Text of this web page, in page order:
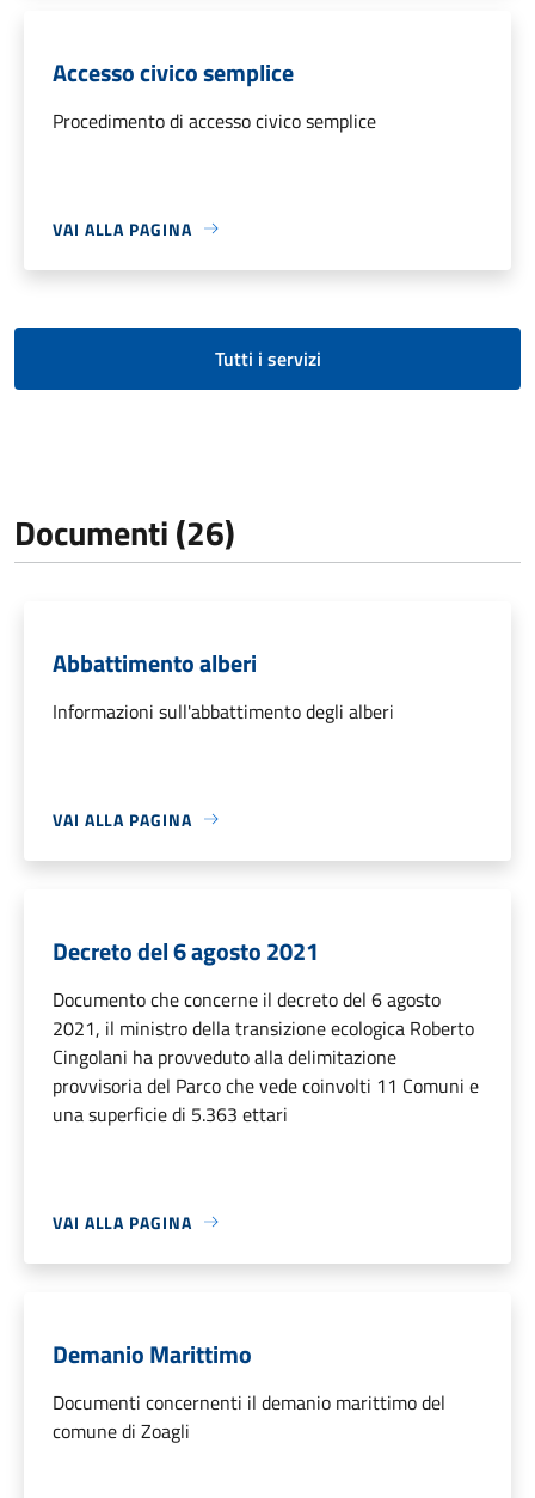
Accesso civico semplice
Procedimento di accesso civico semplice
VAI ALLA PAGINA
Tutti i servizi
Documenti (26)
Abbattimento alberi
Informazioni sull'abbattimento degli alberi
VAI ALLA PAGINA
Decreto del 6 agosto 2021
Documento che concerne il decreto del 6 agosto
2021, il ministro della transizione ecologica Roberto
Cingolani ha provveduto alla delimitazione
provvisoria del Parco che vede coinvolti 11 Comuni e
una superficie di 5.363 ettari
VAI ALLA PAGINA
Demanio Marittimo
Documenti concernenti il demanio marittimo del
comune di Zoagli